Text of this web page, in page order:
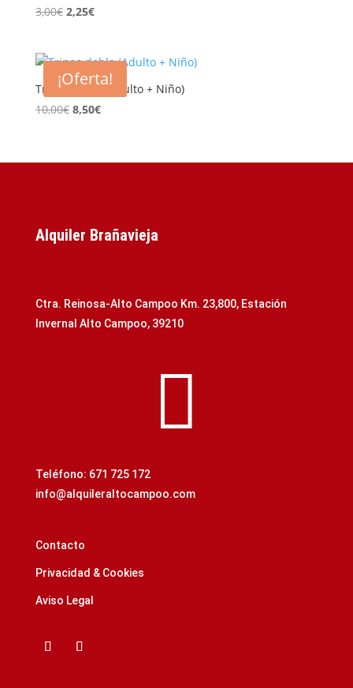
3,00€ El
era:
3,00€.
2,25€El
es:
2,25€.
¡Oferta!
Trineo doble (Adulto + Niño)
10,00€ El
era:
8,50€El
es:
Alquiler Brañavieja
Ctra. Reinosa-Alto Campoo Km. 23,800, Estación
Invernal Alto Campoo, 39210

Teléfono: 671 725 172
info@alquileraltocampoo.com
Contacto
Privacidad & Cookies
Aviso Legal